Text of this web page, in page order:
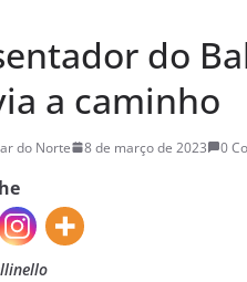
do
a caminho
do Norte 8 de março de 2023 0